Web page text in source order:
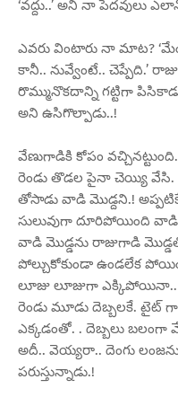
‘వద్దు..’ అని నా పెదవులు
ఎవరు వింటారు నా మాట?
కానీ.. నువ్వేంటే.. చెప్పేది.’
రొమ్మునొకదాన్ని గట్టిగా
అని ఉసిగొల్పాడు..!
వేణుగాడికి కోపం
రెండు తొడల పైనా చెయ్యి
తోసాడు వాడి మొడ్దని.!
సులువుగా దూరిపోయింది
వాడి మొడ్డను రాజుగాడి
పోల్చుకోకుండా ఉండలేక
లూజు లూజుగా
రెండు మూడు దెబ్బలకే. టైట్
ఎక్కడంతో. . దెబ్బలు బలంగా
అదీ.. వెయ్యరా.. దెంగు
పరుస్తున్నాడు.!